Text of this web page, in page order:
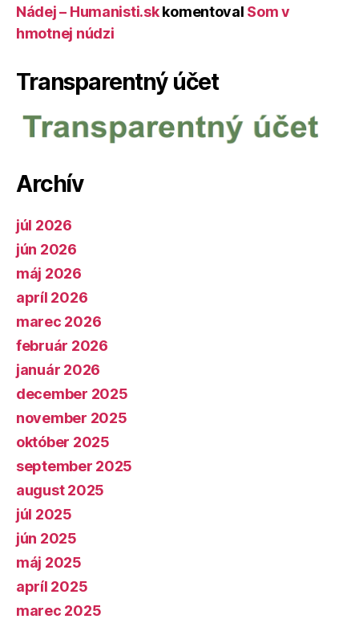
Nádej – Humanisti.skkomentoval Som v
hmotnej núdzi
Transparentný účet
Archív
júl 2026
jún 2026
máj 2026
apríl 2026
marec 2026
február 2026
január 2026
december 2025
november 2025
október 2025
september 2025
august 2025
júl 2025
jún 2025
máj 2025
apríl 2025
marec 2025